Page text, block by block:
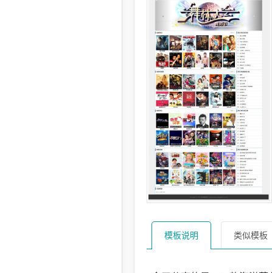
模板说明 类似模板